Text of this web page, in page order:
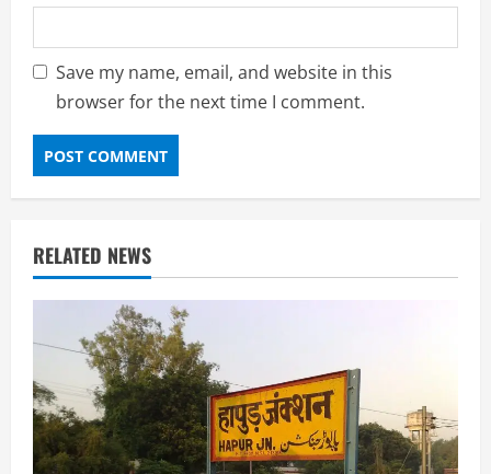
Save my name, email, and website in this
browser for the next time I comment.
RELATED NEWS